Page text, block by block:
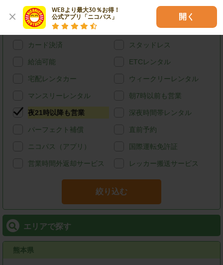
WEBより最大30％お得！
公式アプリ「ニコパス」
開く
特徴で探す
ハイブリッド
カード決済 スタッドレス
給油可能 ETCレンタル
宅配レンタカー ウィークリーレンタル
マンスリーレンタル 朝7時以前も営業
夜21時以降も営業 深夜時間帯レンタル
パーフェクト補償 直前予約
ニコパス（アプリ） 国際運転免許証
営業時間外返却サービス レッカー搬送サービス
絞り込む
エリアで探す
熊本県